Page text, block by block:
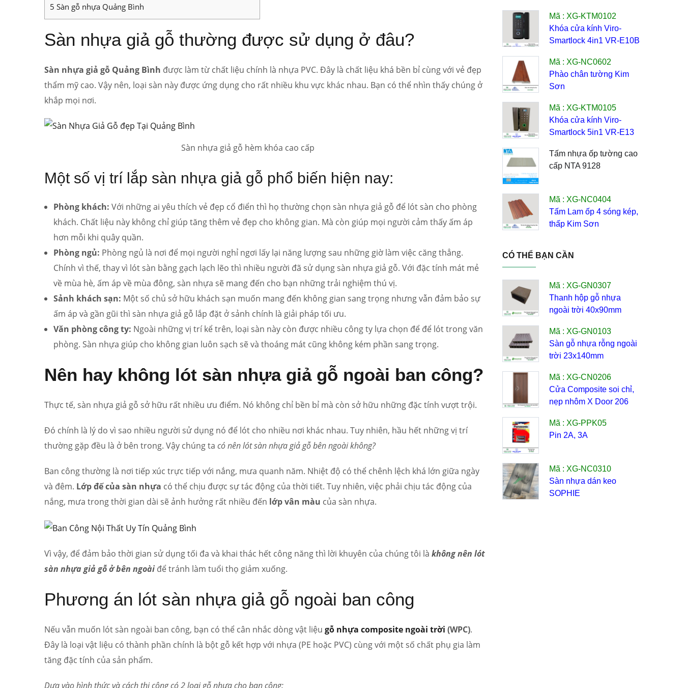
5 Sàn gỗ nhựa Quảng Bình
Sàn nhựa giả gỗ thường được sử dụng ở đâu?
Sàn nhựa giả gỗ Quảng Bình được làm từ chất liệu chính là nhựa PVC. Đây là chất liệu khá bền bỉ cùng với vẻ đẹp
thẩm mỹ cao. Vậy nên, loại sàn này được ứng dụng cho rất nhiều khu vực khác nhau. Bạn có thể nhìn thấy chúng ở
khắp mọi nơi.
Sàn nhựa giả gỗ hèm khóa cao cấp
Một số vị trí lắp sàn nhựa giả gỗ phổ biến hiện nay:
Phòng khách: Với những ai yêu thích vẻ đẹp cổ điển thì họ thường chọn sàn nhựa giả gỗ để lót sàn cho phòng
khách. Chất liệu này không chỉ giúp tăng thêm vẻ đẹp cho không gian. Mà còn giúp mọi người cảm thấy ấm áp
hơn mỗi khi quây quần.
Phòng ngủ: Phòng ngủ là nơi để mọi người nghỉ ngơi lấy lại năng lượng sau những giờ làm việc căng thẳng.
Chính vì thế, thay vì lót sàn bằng gạch lạch lẽo thì nhiều người đã sử dụng sàn nhựa giả gỗ. Với đặc tính mát mẻ
về mùa hè, ấm áp về mùa đông, sàn nhựa sẽ mang đến cho bạn những trải nghiệm thú vị.
Sảnh khách sạn: Một số chủ sở hữu khách sạn muốn mang đến không gian sang trọng nhưng vẫn đảm bảo sự
ấm áp và gần gũi thì sàn nhựa giả gỗ lắp đặt ở sảnh chính là giải pháp tối ưu.
Văn phòng công ty: Ngoài những vị trí kể trên, loại sàn này còn được nhiều công ty lựa chọn để để lót trong văn
phòng. Sàn nhựa giúp cho không gian luôn sạch sẽ và thoáng mát cũng không kém phần sang trọng.
Nên hay không lót sàn nhựa giả gỗ ngoài ban công?
Thực tế, sàn nhựa giả gỗ sở hữu rất nhiều ưu điểm. Nó không chỉ bền bỉ mà còn sở hữu những đặc tính vượt trội.
Đó chính là lý do vì sao nhiều người sử dụng nó để lót cho nhiều nơi khác nhau. Tuy nhiên, hầu hết những vị trí
thường gặp đều là ở bên trong. Vậy chúng ta có nên lót sàn nhựa giả gỗ bên ngoài không?
Ban công thường là nơi tiếp xúc trực tiếp với nắng, mưa quanh năm. Nhiệt độ có thể chênh lệch khá lớn giữa ngày
và đêm. Lớp đế của sàn nhựa có thể chịu được sự tác động của thời tiết. Tuy nhiên, việc phải chịu tác động của
nắng, mưa trong thời gian dài sẽ ảnh hưởng rất nhiều đến lớp vân màu của sàn nhựa.
Vì vậy, để đảm bảo thời gian sử dụng tối đa và khai thác hết công năng thì lời khuyên của chúng tôi là không nên lót
sàn nhựa giả gỗ ở bên ngoài để tránh làm tuổi thọ giảm xuống.
Phương án lót sàn nhựa giả gỗ ngoài ban công
Nếu vẫn muốn lót sàn ngoài ban công, bạn có thể cân nhắc dòng vật liệu gỗ nhựa composite ngoài trời (WPC).
Đây là loại vật liệu có thành phần chính là bột gỗ kết hợp với nhựa (PE hoặc PVC) cùng với một số chất phụ gia làm
tăng đặc tính của sản phẩm.
Dựa vào hình thức và cách thi công có 2 loại gỗ nhựa cho ban công:
Mã : XG-KTM0102
Khóa cửa kính Viro-
Smartlock 4in1 VR-E10B
Mã : XG-NC0602
Phào chân tường Kim
Sơn
Mã : XG-KTM0105
Khóa cửa kính Viro-
Smartlock 5in1 VR-E13
Tấm nhựa ốp tường cao
cấp NTA 9128
Mã : XG-NC0404
Tấm Lam ốp 4 sóng kép,
thấp Kim Sơn
CÓ THỂ BẠN CẦN
Mã : XG-GN0307
Thanh hộp gỗ nhựa
ngoài trời 40x90mm
Mã : XG-GN0103
Sàn gỗ nhựa rỗng ngoài
trời 23x140mm
Mã : XG-CN0206
Cửa Composite soi chỉ,
nẹp nhôm X Door 206
Mã : XG-PPK05
Pin 2A, 3A
Mã : XG-NC0310
Sàn nhựa dán keo
SOPHIE